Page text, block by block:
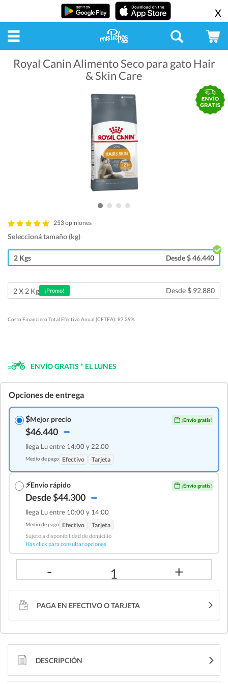
X
Royal Canin Alimento Seco para gato Hair
& Skin Care
253 opiniones
Seleccioná tamaño (kg)
2 Kgs Desde $ 46.440
2 X 2 Kg ¡Promo! Desde $ 92.880
Costo Financiero Total Efectivo Anual (CFTEA): 87.39%
ENVÍO GRATIS * EL LUNES
Opciones de entrega
$Mejor precio ¡Envío gratis!
$46.440
llega Lu entre 14:00 y 22:00
Medio de pago Efectivo Tarjeta
⚡Envío rápido ¡Envío gratis!
Desde $44.300
llega Lu entre 10:00 y 14:00
Medio de pago Efectivo Tarjeta
Sujeto a disponibilidad de domicilio
Has click para consultar opciones
- 1 +
PAGA EN EFECTIVO O TARJETA
DESCRIPCIÓN